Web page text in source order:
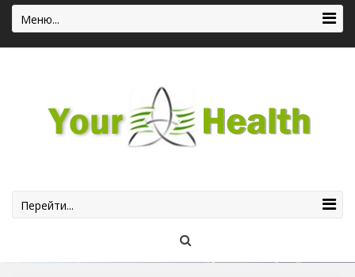
Меню...
Перейти...